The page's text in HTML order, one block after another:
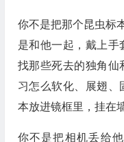
你不是把那个昆虫标
是和他一起，戴上
找那些死去的独角仙
习怎么软化、展翅
本放进镜框里，挂在
你不是把相机丢给